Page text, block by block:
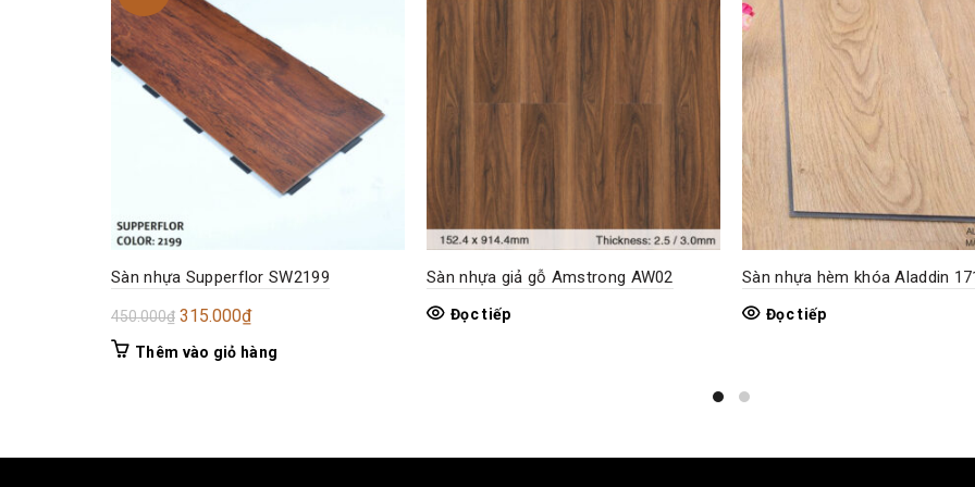
Sàn nhựa Supperflor SW2199
450.000₫ Giá
gốc
315.000₫Giá
hiện
Thêm vào giỏ hàng
Sàn nhựa giả gỗ Amstrong AW02
Đọc tiếp
Sàn nhựa hèm khóa Aladdin
Đọc tiếp